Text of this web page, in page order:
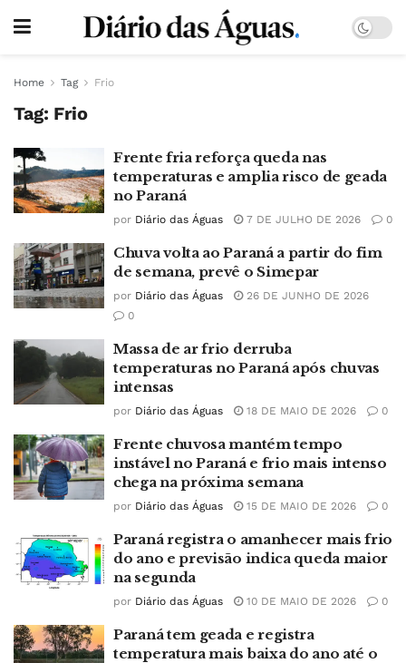
Home Tag Frio
Tag: Frio
Frente fria reforça queda nas
temperaturas e amplia risco de geada
no Paraná
por Diário das Águas 7 DE JULHO DE 2026 0
Chuva volta ao Paraná a partir do fim
de semana, prevê o Simepar
por Diário das Águas
26 DE JUNHO DE 2026
0
Massa de ar frio derruba
temperaturas no Paraná após chuvas
intensas
por Diário das Águas 18 DE MAIO DE 2026 0
Frente chuvosa mantém tempo
instável no Paraná e frio mais intenso
chega na próxima semana
por Diário das Águas 15 DE MAIO DE 2026 0
Paraná registra o amanhecer mais frio
do ano e previsão indica queda maior
na segunda
por Diário das Águas 10 DE MAIO DE 2026 0
Paraná tem geada e registra
temperatura mais baixa do ano até o